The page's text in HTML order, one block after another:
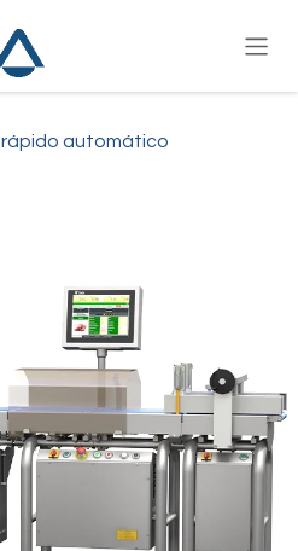
automático